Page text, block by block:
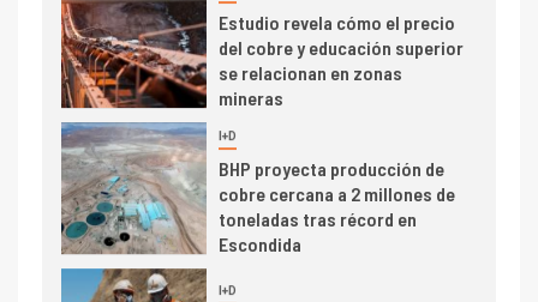
Estudio revela cómo el precio
del cobre y educación superior
se relacionan en zonas
mineras
6
BHP proyecta producción de
cobre cercana a 2 millones de
toneladas tras récord en
Escondida